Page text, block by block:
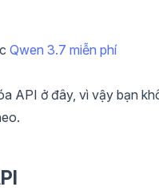
Qwen 3.7 miễn phí
API ở đây, vì vậy bạn